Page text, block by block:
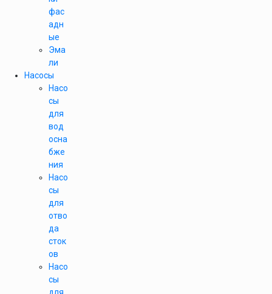
фас
адн
ые
Эма
ли
Насосы
Насо
сы
для
вод
осна
бже
ния
Насо
сы
для
отво
да
сток
ов
Насо
сы